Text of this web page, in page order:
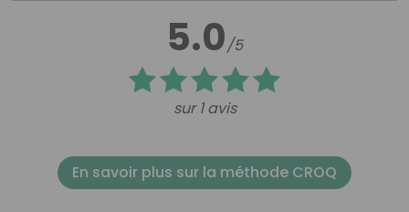
5.0/5
sur 1 avis
En savoir plus sur la méthode CROQ